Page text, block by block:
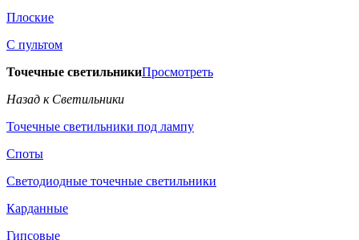
Плоские
С пультом
Точечные светильникиПросмотреть
Назад к Светильники
Точечные светильники под лампу
Споты
Светодиодные точечные светильники
Карданные
Гипсовые